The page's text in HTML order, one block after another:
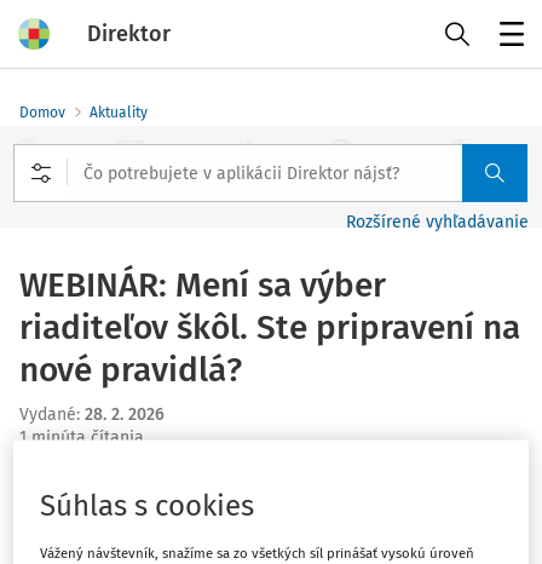
Direktor
Domov Aktuality
Rozšírené vyhľadávanie
WEBINÁR: Mení sa výber
riaditeľov škôl. Ste pripravení na
nové pravidlá?
Vydané: 28. 2. 2026
1 minúta čítania
Výberové konanie na riaditeľa školy podľa novej
legislatívy
Súhlas s cookies
Vážený návštevník, snažíme sa zo všetkých síl prinášať vysokú úroveň